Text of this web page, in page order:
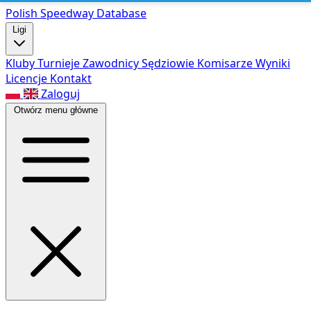
Polish Speedway Database
Ligi
KlubyTurniejeZawodnicySędziowie KomisarzeWyniki
Licencje Kontakt
Zaloguj
Otwórz menu główne